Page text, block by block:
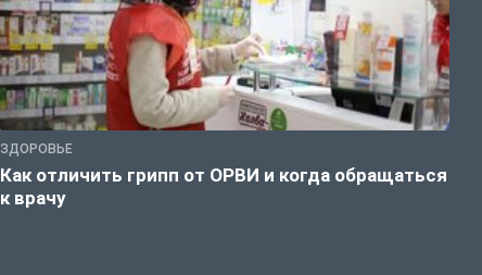
ЗДОРОВЬЕ
Как отличить грипп от ОРВИ и когда обращаться
к врачу